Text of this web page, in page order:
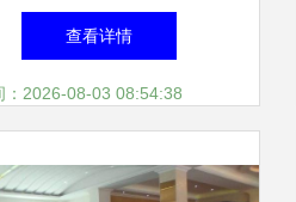
赋能，开启智慧房产新篇
章
查看详情
：2026-08-03 08:54:38